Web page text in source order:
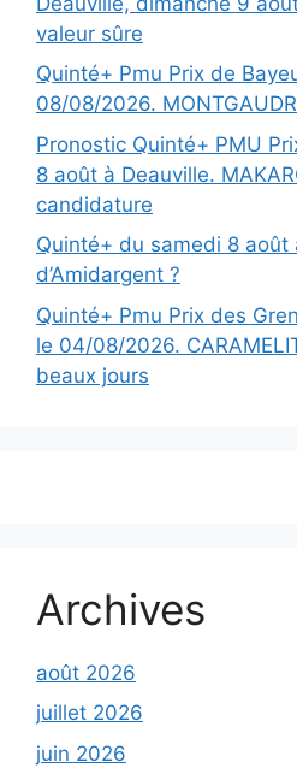
valeur sûre
Quinté+ Pmu Prix de
08/08/2026.
Pronostic Quinté+ PMU
8 août à Deauville.
candidature
Quinté+ du samedi 8 août
d’Amidargent ?
Quinté+ Pmu Prix des
le 04/08/2026.
beaux jours
Archives
août 2026
juillet 2026
juin 2026